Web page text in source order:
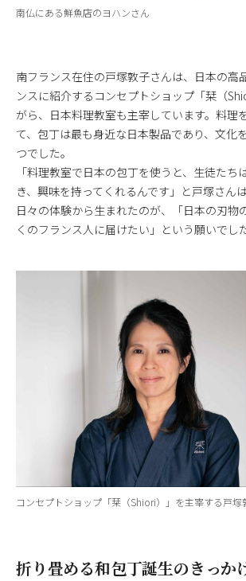
南仏にある鮮魚店のヨハンさん
南フランス在住の戸塚敦子さんは、日本の高
ンスに紹介するコンセプトショップ「栞（
がら、日本料理教室も主宰しています。料理
て、包丁は最も身近な日本製品であり、文化
つでした。
「料理教室で日本の包丁を使うと、生徒たち
き、興味を持ってくれるんです」と戸塚さん
日々の体験から生まれたのが、「日本の刃物
くのフランス人に届けたい」という願いでした
コンセプトショップ「栞（Shiori）」を主宰する戸塚
折り畳める和包丁誕生のきっか